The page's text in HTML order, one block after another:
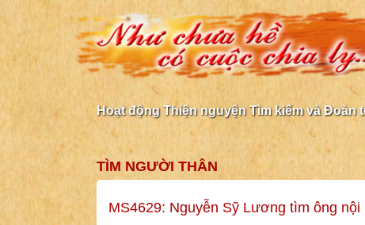
Hoạt động Thiện nguyện Tìm kiếm và Đoàn
TÌM NGƯỜI THÂN
MS4629: Nguyễn Sỹ Lương tìm ông